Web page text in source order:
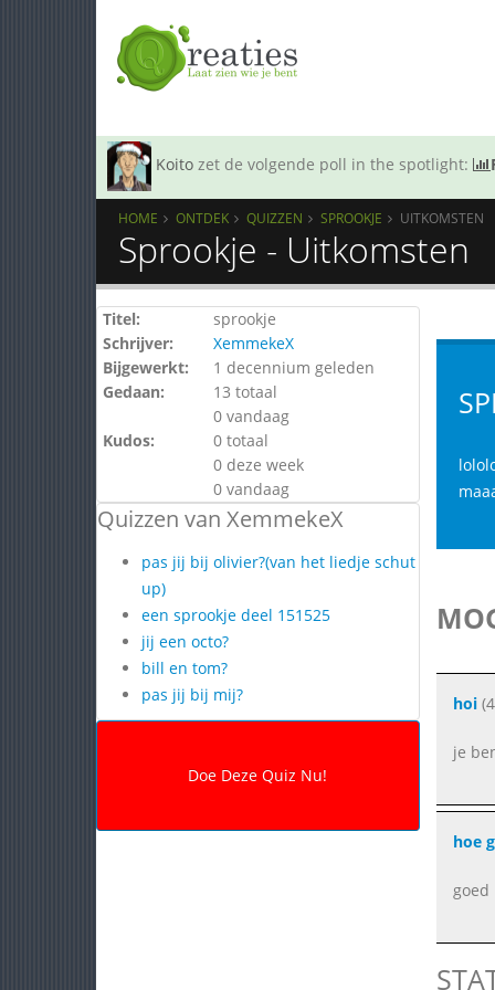
Koito zet de volgende poll in the spotlight:
HOME ONTDEK QUIZZEN SPROOKJE UITKOMSTEN
Sprookje - Uitkomsten
Titel:
sprookje
Schrijver:
XemmekeX
Bijgewerkt:
1 decennium geleden
Gedaan:
13 totaal
0 vandaag
Kudos:
0 totaal
0 deze week
0 vandaag
Quizzen van XemmekeX
pas jij bij olivier?(van het liedje schut
up)
een sprookje deel 151525
jij een octo?
bill en tom?
pas jij bij mij?
hoi
je
hoe
goed